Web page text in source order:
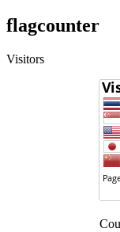
flagcounter
Visitors